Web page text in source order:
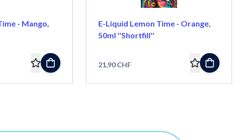
- Mango,
E-Liquid Lemon Time - Orange,
50ml ''Shortfill''
21,90 CHF